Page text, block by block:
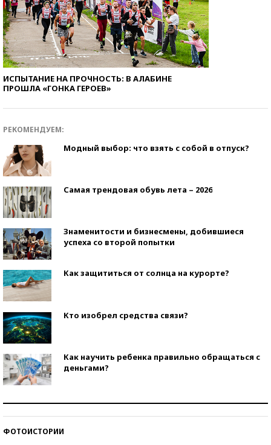
ИСПЫТАНИЕ НА ПРОЧНОСТЬ: В АЛАБИНЕ
ПРОШЛА «ГОНКА ГЕРОЕВ»
РЕКОМЕНДУЕМ:
Модный выбор: что взять с собой в отпуск?
Самая трендовая обувь лета – 2026
Знаменитости и бизнесмены, добившиеся
успеха со второй попытки
Как защититься от солнца на курорте?
Кто изобрел средства связи?
Как научить ребенка правильно обращаться с
деньгами?
ФОТОИСТОРИИ